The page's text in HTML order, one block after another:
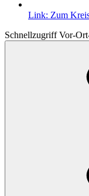
Link: Zum
Schnellzugriff Vor-